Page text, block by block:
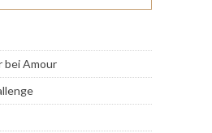
beiAmour